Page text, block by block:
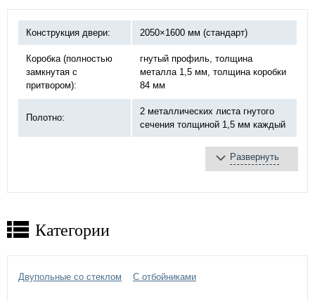
Конструкция двери: 2050×1600 мм (стандарт)
Коробка (полностью
замкнутая с
притвором):
гнутый профиль, толщина
металла 1,5 мм, толщина коробки
84 мм
Полотно:
2 металлических листа гнутого
сечения толщиной 1,5 мм каждый
базальтовая плита
терморасширяющаяся
Петли: на закрытых подшипниках Ø20 мм
Развернуть
Категории
Двупольные со стеклом С отбойниками